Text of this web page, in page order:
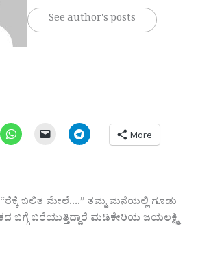
See author's posts
More
ಬಲಿತ ಮೇಲೆ….” ತಮ್ಮ ಮನೆಯಲ್ಲಿ ಗೂಡು
ಬಗ್ಗೆ ಬರೆಯುತ್ತಿದ್ದಾರೆ ಮಡಿಕೇರಿಯ ಜಯಲಕ್ಷ್ಮಿ